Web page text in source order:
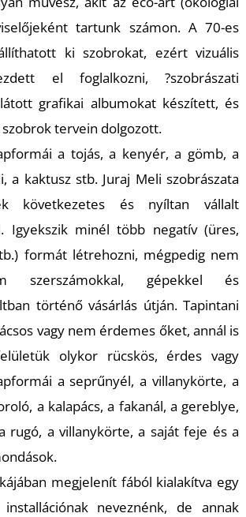
tartunk számon. A 70-es
ki szobrokat, ezért vizuális
el foglalkozni, ?szobrászati
grafikai albumokat készített, és
tervein dolgozott.
a tojás, a kenyér, a gömb, a
a kaktusz stb. Juraj Meli szobrászata
következetes és nyíltan vállalt
Igyekszik minél több negatív (üres,
formát létrehozni, mégpedig nem
szerszámokkal, gépekkel és
történő vásárlás útján. Tapintani
vagy nem érdemes őket, annál is
olykor rücskös, érdes vagy
a seprűnyél, a villanykörte, a
a kalapács, a fakanál, a gereblye,
rugó, a villanykörte, a saját feje és a
megjelenít fából kialakítva egy
neveznénk, de annak